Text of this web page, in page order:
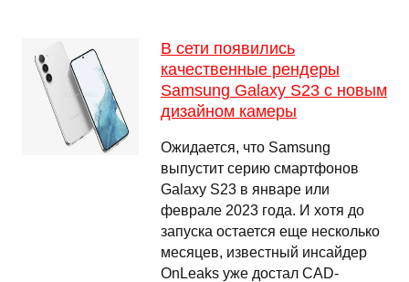
В сети появились
качественные рендеры
Samsung Galaxy S23 с новым
дизайном камеры
Ожидается, что Samsung
выпустит серию смартфонов
Galaxy S23 в январе или
феврале 2023 года. И хотя до
запуска остается еще несколько
месяцев, известный инсайдер
OnLeaks уже достал CAD-